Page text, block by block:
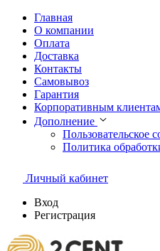
Главная
О компании
Оплата
Доставка
Контакты
Самовывоз
Гарантия
Корпоративным
Дополнение
Пользовательское
Политика
Личный кабинет
Вход
Регистрация